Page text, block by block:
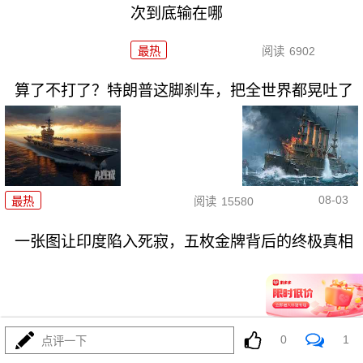
次到底输在哪
最热 阅读 6902
算了不打了？特朗普这脚刹车，把全世界都晃吐了
最热 阅读 15580 08-03
一张图让印度陷入死寂，五枚金牌背后的终极真相
最热 阅读 10856 08-03
点评一下 0 1